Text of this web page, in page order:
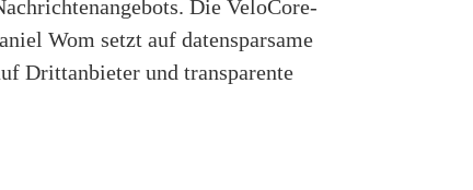
Die VeloCore-
Wom setzt auf datensparsame
Drittanbieter und transparente